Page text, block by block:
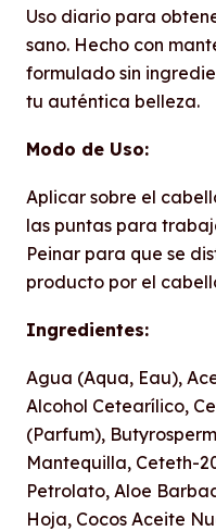
Uso diario para
sano. Hecho con
formulado sin
tu auténtica belleza.
Modo de Uso:
Aplicar sobre el
las puntas para
Peinar para que se
producto por el
Ingredientes:
Agua (Aqua, Eau),
Alcohol Cetearílico,
(Parfum),
Mantequilla, Ceteth-
Petrolato, Aloe
Hoja, Cocos Aceite